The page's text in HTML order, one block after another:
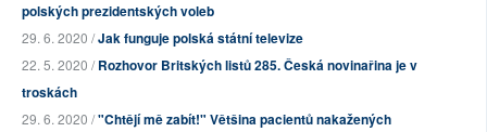
polských prezidentských voleb
29. 6. 2020 /Jak funguje polská státní televize
22. 5. 2020 /Rozhovor Britských listů 285. Česká novinařina je v
troskách
29. 6. 2020 /"Chtějí mě zabít!" Většina pacientů nakažených